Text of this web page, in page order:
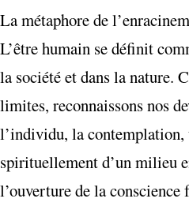
La métaphore de
L’être humain se définit
la société et dans la nature.
limites, reconnaissons nos
l’individu, la contemplation,
spirituellement d’un milieu
l’ouverture de la